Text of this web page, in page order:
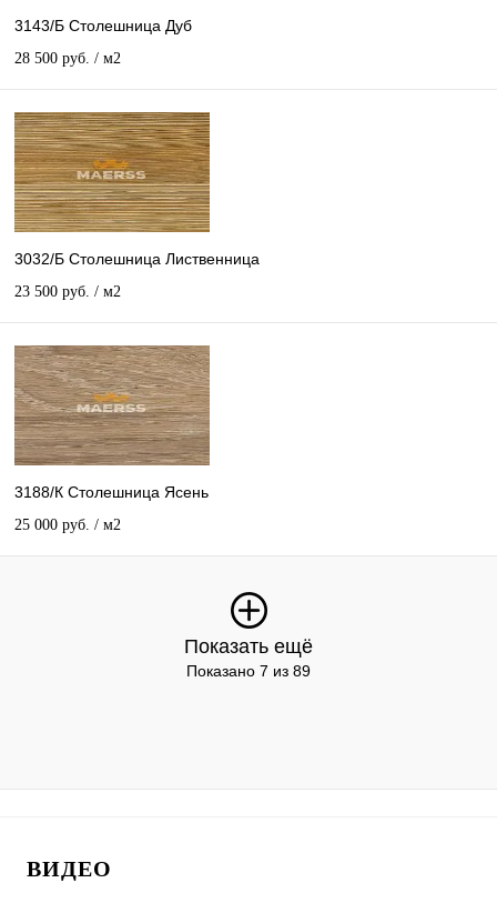
3143/Б Столешница Дуб
28 500 руб. / м2
3032/Б Столешница Лиственница
23 500 руб. / м2
3188/К Столешница Ясень
25 000 руб. / м2
Показать ещё
Показано 7 из 89
ВИДЕО